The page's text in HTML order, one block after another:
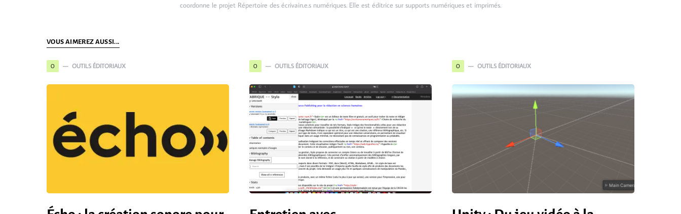
coordonne le projet Répertoire des écrivain.e.s numériques. Elle est éditrice sur supports numériques et imprimés.
VOUS AIMEREZ AUSSI...
O OUTILS ÉDITORIAUX O OUTILS ÉDITORIAUX O OUTILS ÉDITORIAUX